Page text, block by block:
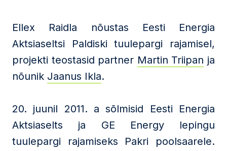
Ellex Raidla nõustas Eesti Energia
Aktsiaseltsi Paldiski tuulepargi rajamisel,
projekti teostasid partner Martin Triipan ja
nõunik Jaanus Ikla.
20. juunil 2011. a sõlmisid Eesti Energia
Aktsiaselts ja GE Energy lepingu
tuulepargi rajamiseks Pakri poolsaarele.